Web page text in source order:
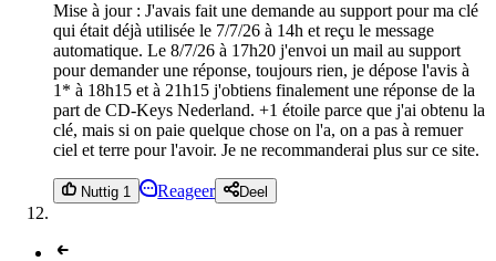
Mise à jour : J'avais fait une demande au support pour ma clé
qui était déjà utilisée le 7/7/26 à 14h et reçu le message
automatique. Le 8/7/26 à 17h20 j'envoi un mail au support
pour demander une réponse, toujours rien, je dépose l'avis à
1* à 18h15 et à 21h15 j'obtiens finalement une réponse de la
part de CD-Keys Nederland. +1 étoile parce que j'ai obtenu la
clé, mais si on paie quelque chose on l'a, on a pas à remuer
ciel et terre pour l'avoir. Je ne recommanderai plus sur ce site.
Nuttig 1 Reageer Deel